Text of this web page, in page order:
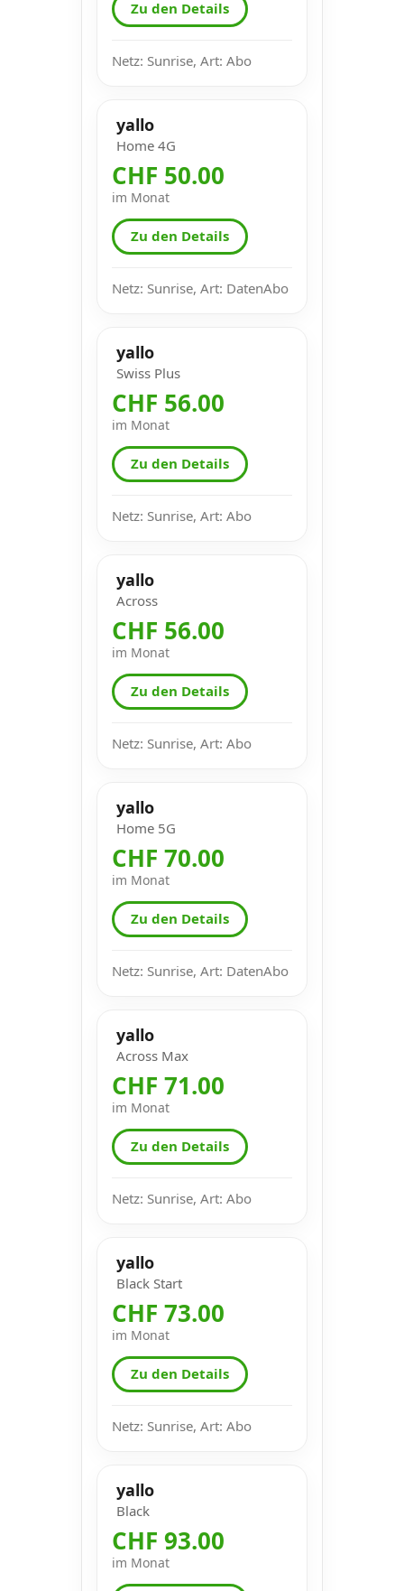
Zu den Details
Netz: Sunrise, Art: Abo
yallo
Home 4G
CHF 50.00
im Monat
Zu den Details
Netz: Sunrise, Art: DatenAbo
yallo
Swiss Plus
CHF 56.00
im Monat
Zu den Details
Netz: Sunrise, Art: Abo
yallo
Across
CHF 56.00
im Monat
Zu den Details
Netz: Sunrise, Art: Abo
yallo
Home 5G
CHF 70.00
im Monat
Zu den Details
Netz: Sunrise, Art: DatenAbo
yallo
Across Max
CHF 71.00
im Monat
Zu den Details
Netz: Sunrise, Art: Abo
yallo
Black Start
CHF 73.00
im Monat
Zu den Details
Netz: Sunrise, Art: Abo
yallo
Black
CHF 93.00
im Monat